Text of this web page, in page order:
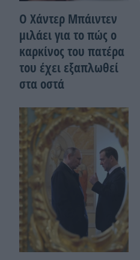
Ο Χάντερ Μπάιντεν
μιλάει για το πώς ο
καρκίνος του πατέρα
του έχει εξαπλωθεί
στα οστά